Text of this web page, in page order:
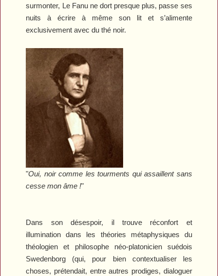
surmonter, Le Fanu ne dort presque plus, passe ses
nuits à écrire à même son lit et s’alimente
exclusivement avec du thé noir.
"Oui, noir comme les tourments qui assaillent sans
cesse mon âme !"
Dans son désespoir, il trouve réconfort et
illumination dans les théories métaphysiques du
théologien et philosophe néo-platonicien suédois
Swedenborg (qui, pour bien contextualiser les
choses, prétendait, entre autres prodiges, dialoguer